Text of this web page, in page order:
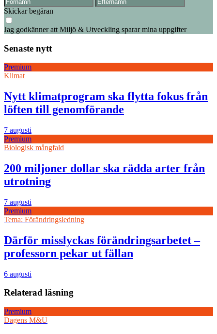
Skickar begäran
Jag godkänner att Miljö & Utveckling sparar mina uppgifter
Senaste nytt
Premium
Klimat
Nytt klimatprogram ska flytta fokus från
löften till genomförande
7 augusti
Premium
Biologisk mångfald
200 miljoner dollar ska rädda arter från
utrotning
7 augusti
Premium
Tema: Förändringsledning
Därför misslyckas förändringsarbetet –
professorn pekar ut fällan
6 augusti
Relaterad läsning
Premium
Dagens M&U